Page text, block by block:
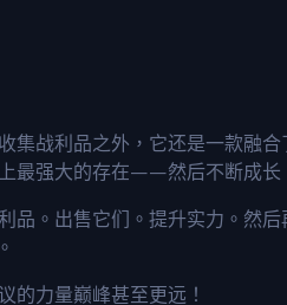
集战利品之外，它还是一款融
最强大的存在——然后不断成长
。出售它们。提升实力。然
的力量巅峰甚至更远！